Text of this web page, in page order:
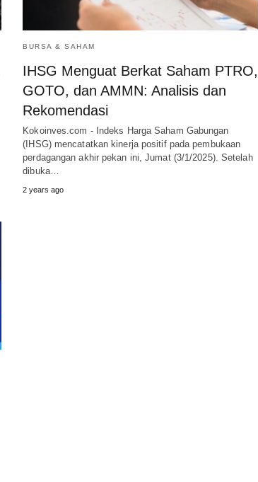
BURSA & SAHAM
IHSG Menguat Berkat Saham PTRO,
GOTO, dan AMMN: Analisis dan
Rekomendasi
Kokoinves.com - Indeks Harga Saham Gabungan
(IHSG) mencatatkan kinerja positif pada pembukaan
perdagangan akhir pekan ini, Jumat (3/1/2025). Setelah
dibuka…
2 years ago